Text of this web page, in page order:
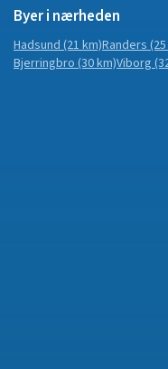
Byer i nærheden
Hadsund(21 km)Randers(25
Bjerringbro(30 km)Viborg